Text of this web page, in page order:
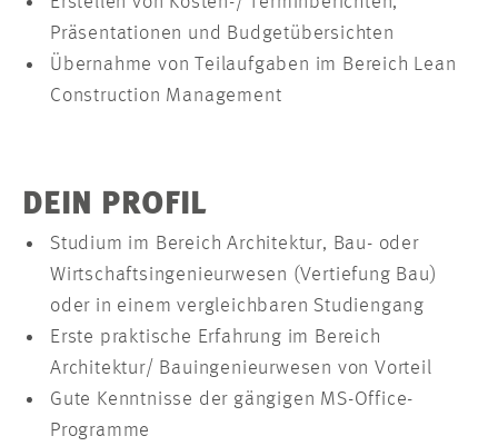
Präsentationen und Budgetübersichten
Übernahme von Teilaufgaben im Bereich Lean
Construction Management
DEIN PROFIL
Studium im Bereich Architektur, Bau- oder
Wirtschaftsingenieurwesen (Vertiefung Bau)
oder in einem vergleichbaren Studiengang
Erste praktische Erfahrung im Bereich
Architektur/ Bauingenieurwesen von Vorteil
Gute Kenntnisse der gängigen MS-Office-
Programme